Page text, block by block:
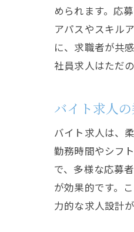
められます。応
アパスやスキル
に、求職者が共
社員求人はただ
バイト求人
バイト求人は、
勤務時間やシフ
で、多様な応募
が効果的です。
力的な求人設計